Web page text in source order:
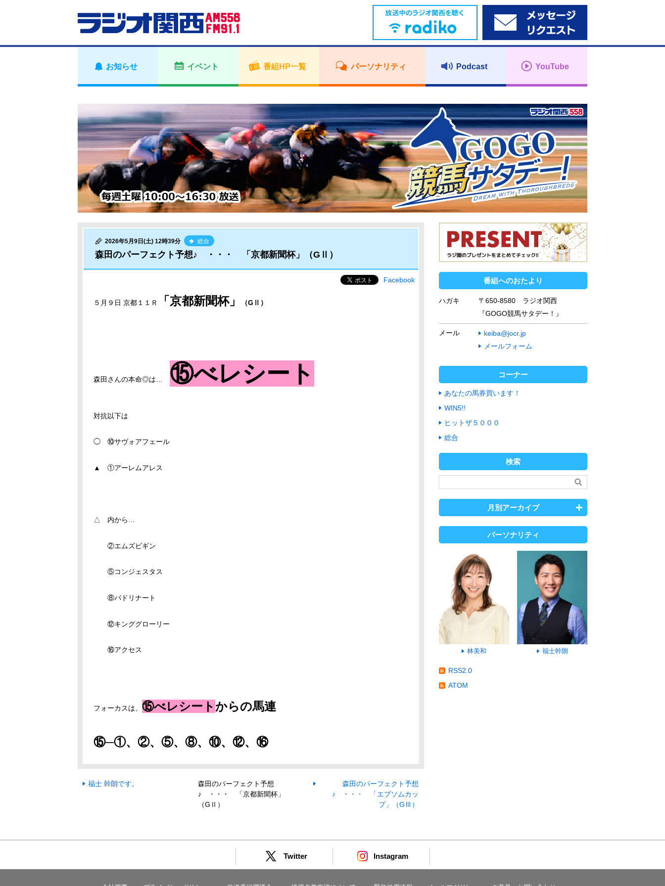
お知らせ イベント 番組HP一覧 パーソナリティ Podcast YouTube
2026年5月9日(土) 12時39分 総合
森田のパーフェクト予想♪ ・・・ 「京都新聞杯」（GⅡ）
Facebook
５月９日 京都１１Ｒ 「京都新聞杯」 （GⅡ ）
森田さんの本命◎は… ⑮べレシート
対抗以下は
◯ ⑩サヴォアフェール
▲ ①アーレムアレス
△ 内から…
②エムズビギン
⑤コンジェスタス
⑧バドリナート
⑫キンググローリー
⑯アクセス
フォーカスは、 ⑮べレシート からの馬連
⑮─①、②、⑤、⑧、⑩、⑫、⑯
福士 幹朗です。
森田のパーフェクト予想
♪ ・・・ 「京都新聞杯」
（GⅡ）
森田のパーフェクト予想
♪ ・・・ 「エプソムカッ
プ」（GⅢ）
番組へのおたより
ハガキ
〒650-8580 ラジオ関西
『GOGO競馬サタデー！』
メール
keiba@jocr.jp
メールフォーム
コーナー
あなたの馬券買います！
WIN5!!
ヒットザ５０００
総合
検索
月別アーカイブ
パーソナリティ
林美和 福士幹朗
RSS2.0
ATOM
Twitter Instagram